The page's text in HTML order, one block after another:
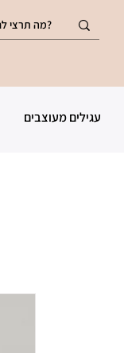
עגילים מעוצבים